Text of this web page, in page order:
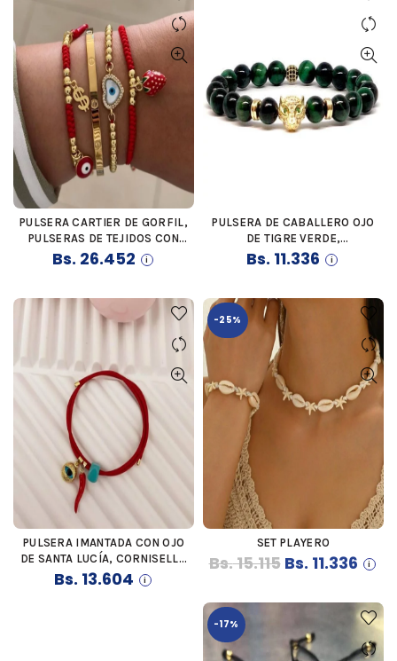
COMPRAR
PULSERA CARTIER DE GORFIL,
PULSERAS DE TEJIDOS CON
HILO CHINO ROJO, DIJES
VARIOS, PULSERA DE BALINES
Bs. 26.452
COMPRAR
PULSERA DE CABALLERO OJO
DE TIGRE VERDE,
SEPARADORES DE GORFIL Y
DIJE DE PUMA CON CRISTALES
Bs. 11.336
COMPRAR
PULSERA IMANTADA CON OJO
DE SANTA LUCÍA, CORNISELLO
ROJO Y PIEDRA NATURAL DE
Bs. 13.604
-25%
COMPRAR
SET PLAYERO
Bs.15.115 El
original
era:
Bs. 15.115.
Bs. 11.336El
es:
Bs.
-17%